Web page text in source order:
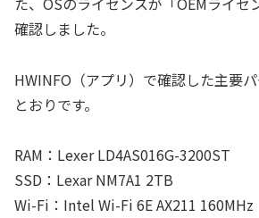
確認しました。
HWINFO（アプリ）で確認した主要
とおりです。
RAM：Lexer LD4AS016G-3200ST
SSD：Lexar NM7A1 2TB
Wi-Fi：Intel Wi-Fi 6E AX211 160MHz